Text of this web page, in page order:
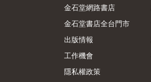
金石堂網路書店
金石堂書店全台門市
出版情報
工作機會
隱私權政策